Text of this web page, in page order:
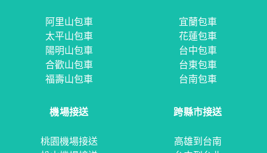
阿里山包車
太平山包車
陽明山包車
合歡山包車
福壽山包車
宜蘭包車
花蓮包車
台中包車
台東包車
台南包車
機場接送
桃園機場接送
跨縣市接送
高雄到台南